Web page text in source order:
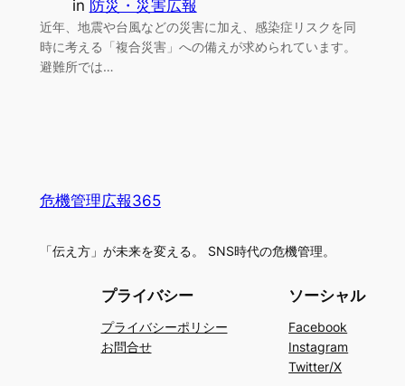
in 防災・災害広報
近年、地震や台風などの災害に加え、感染症リスクを同
時に考える「複合災害」への備えが求められています。
避難所では…
危機管理広報365
「伝え方」が未来を変える。 SNS時代の危機管理。
プライバシー
プライバシーポリシー
お問合せ
ソーシャル
Facebook
Instagram
Twitter/X